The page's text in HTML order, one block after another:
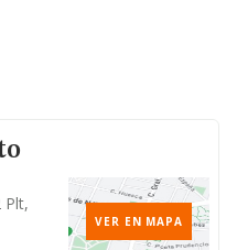
Plt,
VER EN MAPA